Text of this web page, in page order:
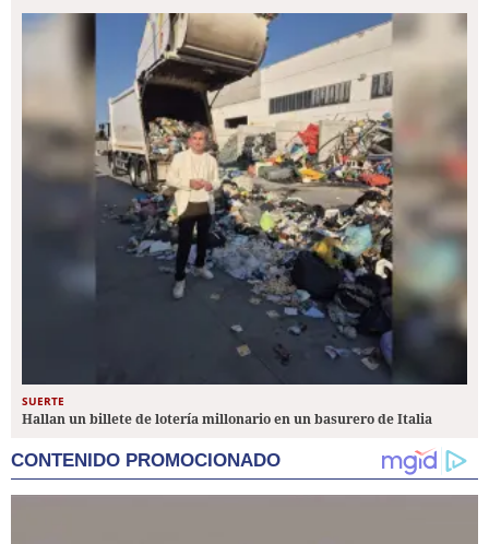
SUERTE
Hallan un billete de lotería millonario en un basurero de Italia
CONTENIDO PROMOCIONADO